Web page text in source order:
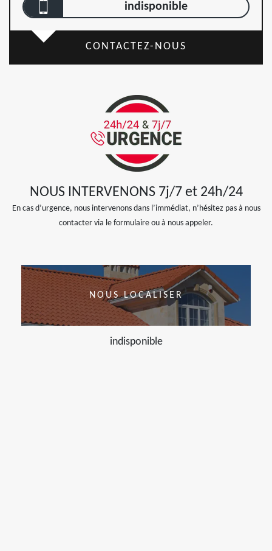
indisponible
CONTACTEZ-NOUS
NOUS INTERVENONS 7j/7 et 24h/24
En cas d’urgence, nous intervenons dans l’immédiat, n’hésitez pas à nous
contacter via le formulaire ou à nous appeler.
NOUS LOCALISER
indisponible